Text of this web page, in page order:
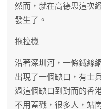
然而，就在高德思這次
發生了。
拖拉機
沿著深圳河，一條鐵絲
出現了一個缺口，有士
過這個缺口到對而的香
不用蓋戳，很多人，站